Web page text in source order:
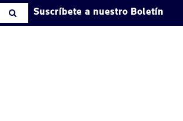
Suscríbete a nuestro Boletín